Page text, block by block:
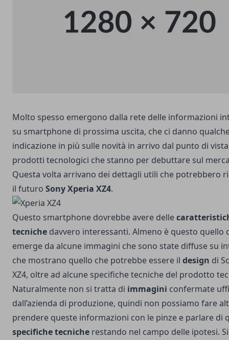
Molto spesso emergono dalla rete delle informazioni
su smartphone di prossima uscita, che ci danno
indicazione in più sulle novità in arrivo dal punto di
prodotti tecnologici che stanno per debuttare sul
Questa volta arrivano dei dettagli utili che potrebbero
il futuro Sony Xperia XZ4.
Questo smartphone dovrebbe avere delle
tecniche davvero interessanti. Almeno è questo quello
emerge da alcune immagini che sono state diffuse su
che mostrano quello che potrebbe essere il design di
XZ4, oltre ad alcune specifiche tecniche del prodotto
Naturalmente non si tratta di immagini confermate
dall’azienda di produzione, quindi non possiamo fare
prendere queste informazioni con le pinze e parlare di
specifiche tecniche restando nel campo delle ipotesi.